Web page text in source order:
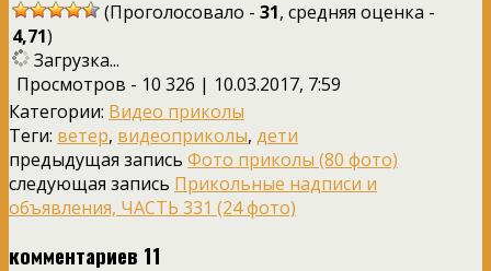
(Проголосовало - 31, средняя оценка -
4,71)
Загрузка...
Просмотров - 10 326 | 10.03.2017, 7:59
Категории: Видео приколы
Теги: ветер, видеоприколы, дети
предыдущая запись Фото приколы (80 фото)
следующая запись Прикольные надписи и
объявления, ЧАСТЬ 331 (24 фото)
комментариев 11